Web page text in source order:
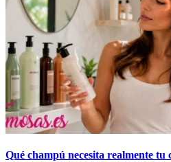
Qué champú necesita realmente